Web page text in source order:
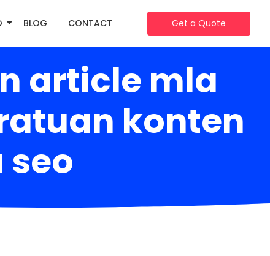
BLOG CONTACT Get a Quote
article mla
konten